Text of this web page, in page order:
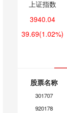
上证指数
3940.04
39.69(1.02%)
股票名称
301707
920178